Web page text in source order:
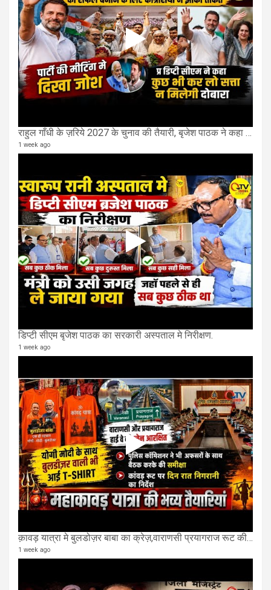
राहुल गाँधी के ज़रिये 2027 के चुनाव की तैयारी, बृजेश पाठक ने कहा चुक चुकी हैं कांग्रेस
1 week ago
डिप्टी सीएम बृजेश पाठक का सरकारी अस्पताल मे निरीक्षण.
1 week ago
क़ावड़ यात्रा मे बुलडोज़र बाबा का क्रेज़,वाराणसी प्रयागराज रूट की एक लेन खाली की गई.
1 week ago